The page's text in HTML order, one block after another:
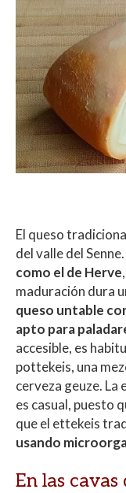
El queso
del valle del Senne.
como el de Herve
maduración dura
queso untable
apto para
accesible, es
pottekeis, una
cerveza geuze. La
es casual, puesto
que el ettekeis
usando
En las cavas